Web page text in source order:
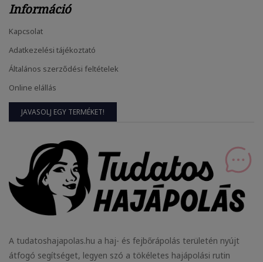
A tudatoshajapolas.hu a haj- és fejbőrápolás területén nyújt
átfogó segítséget, legyen szó a tökéletes hajápolási rutin
Információ
Kapcsolat
Adatkezelési tájékoztató
Általános szerződési feltételek
Online elállás
JAVASOLJ EGY TERMÉKET!